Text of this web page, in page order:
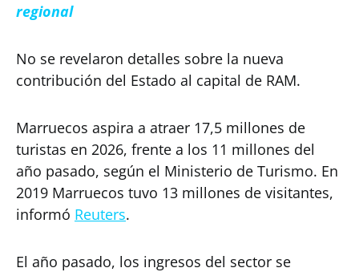
regional
No se revelaron detalles sobre la nueva
contribución del Estado al capital de RAM.
Marruecos aspira a atraer 17,5 millones de
turistas en 2026, frente a los 11 millones del
año pasado, según el Ministerio de Turismo. En
2019 Marruecos tuvo 13 millones de visitantes,
informó Reuters.
El año pasado, los ingresos del sector se